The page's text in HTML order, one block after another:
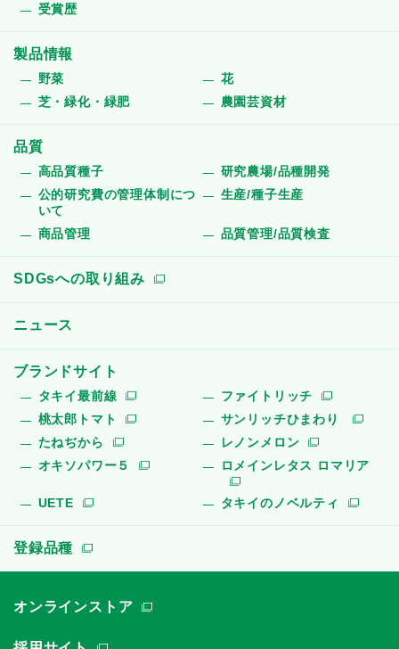
受賞歴
製品情報
野菜
花
芝・緑化・緑肥
農園芸資材
品質
高品質種子
研究農場/品種開発
公的研究費の管理体制につ
いて
生産/種子生産
商品管理 品質管理/品質検査
SDGsへの取り組み
ニュース
ブランドサイト
タキイ最前線
ファイトリッチ
桃太郎トマト
サンリッチひまわり
たねぢから
レノンメロン
オキソパワー５
ロメインレタス ロマリア
UETE タキイのノベルティ
登録品種
オンラインストア